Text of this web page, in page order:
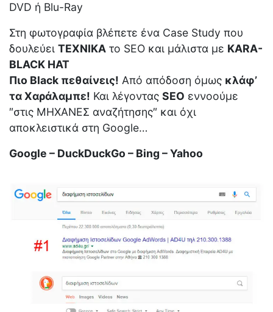
DVD ή Blu-Ray
Στη φωτογραφία βλέπετε ένα Case Study που
δουλεύει ΤΕΧΝΙΚΑ το SEO και μάλιστα με KARA-
BLACK HAT
Πιο Black πεθαίνεις! Από απόδοση όμως κλάφ’
τα Χαράλαμπε! Και λέγοντας SEO εννοούμε
″στις ΜΗΧΑΝΕΣ αναζήτησης″ και όχι
αποκλειστικά στη Google…
Google – DuckDuckGo – Bing – Yahoo